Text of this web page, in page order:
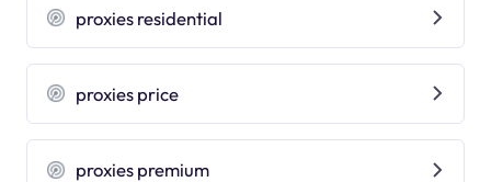
proxies residential
proxies price
proxies premium